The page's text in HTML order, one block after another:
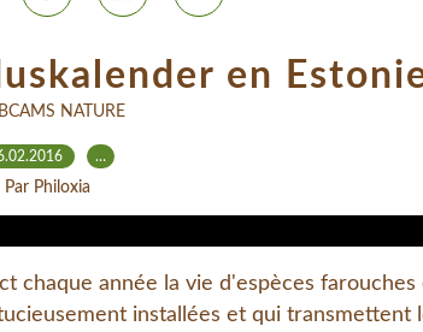
en
NATURE
…
Par Philoxia
chaque année la vie d'espèces farouches
installées et qui transmettent